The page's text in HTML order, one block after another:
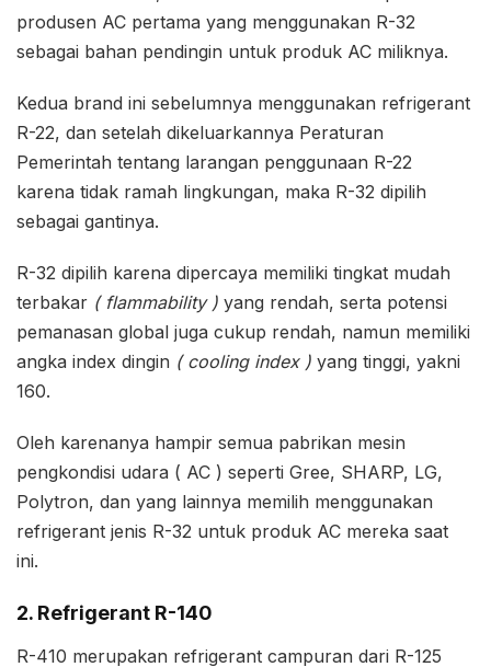
produsen AC pertama yang menggunakan R-32
sebagai bahan pendingin untuk produk AC miliknya.
Kedua brand ini sebelumnya menggunakan refrigerant
R-22, dan setelah dikeluarkannya Peraturan
Pemerintah tentang larangan penggunaan R-22
karena tidak ramah lingkungan, maka R-32 dipilih
sebagai gantinya.
R-32 dipilih karena dipercaya memiliki tingkat mudah
terbakar ( flammability ) yang rendah, serta potensi
pemanasan global juga cukup rendah, namun memiliki
angka index dingin ( cooling index ) yang tinggi, yakni
160.
Oleh karenanya hampir semua pabrikan mesin
pengkondisi udara ( AC ) seperti Gree, SHARP, LG,
Polytron, dan yang lainnya memilih menggunakan
refrigerant jenis R-32 untuk produk AC mereka saat
ini.
2. Refrigerant R-140
R-410 merupakan refrigerant campuran dari R-125